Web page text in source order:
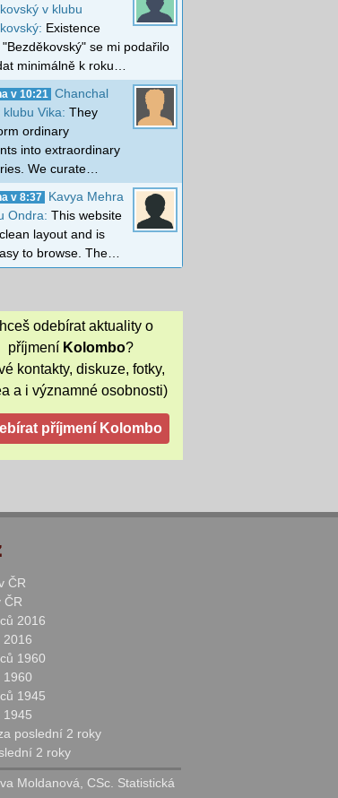
v klubu
Existence
"Bezděkovský" se mi podařilo
minimálně k roku…
v 10:21
Chanchal
klubu Vika: They
ordinary
into extraordinary
We curate…
v 8:37
Kavya Mehra
Ondra: This website
layout and is
to browse. The…
odebírat aktuality o
příjmení Kolombo?
kontakty, diskuze, fotky,
a i významné osobnosti)
ČR
ČR
2016
2016
1960
1960
1945
1945
poslední 2 roky
2 roky
Moldanová, CSc. Statistická